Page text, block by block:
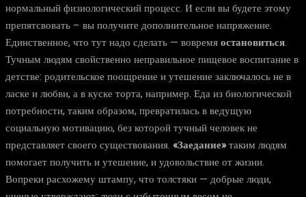
нормальный физиологический процесс. И если вы будете этому
препятсвовать – вы получите дополнительное напряжение.
Единственное, что тут надо сделать — вовремяостановиться.
Тучным людям свойственно неправильное пищевое воспитание в
детстве: родительское поощрение и утешение заключалось не в
ласке и любви, а в куске торта, например. Еда из биологической
потребности, таким образом, превратилась в ведущую
социальную мотивацию, без которой тучный человек не
представляет своего существования. «Заедание»таким людям
помогает получить и утешение, и удовольствие от жизни.
Вопреки расхожему штампу, что толстяки — добрые люди,